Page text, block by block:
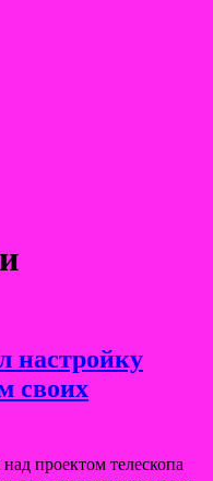
настройку
своих
проектом телескопа